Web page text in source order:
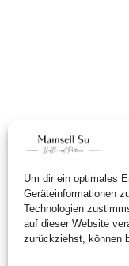
Um dir ein optimales
Geräteinformationen
Technologien
auf dieser Website
zurückziehst, können